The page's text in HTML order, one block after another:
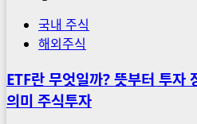
국내 주식
해외주식
ETF란 무엇일까? 뜻부터 투자
의미 주식투자